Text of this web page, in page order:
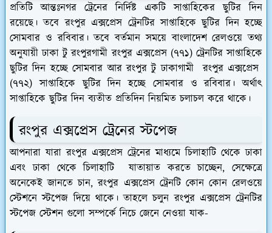
প্রতিটি আন্তঃনগর ট্রেনের নির্দিষ্ট একটি সাপ্তাহিকের ছুটির দিন
রয়েছে। তবে রংপুর এক্সপ্রেস ট্রেনটির সাপ্তাহিকে ছুটির দিন হচ্ছে
সোমবার ও রবিবার। তবে বর্তমান সময়ে বাংলাদেশ রেলওয়ে তথ্য
অনুযায়ী ঢাকা টু রংপুরগামী রংপুর এক্সপ্রেস (৭৭১) ট্রেনটিরসাপ্তাহিকে
ছুটির দিন হচ্ছে সোমবার আর রংপুর টু ঢাকাগামী রংপুর এক্সপ্রেস
(৭৭২) সাপ্তাহিকে ছুটির দিন হচ্ছে সোমবার ও রবিবার। অর্থাৎ
সাপ্তাহিকে ছুটির দিন ব্যতীত প্রতিদিন নিয়মিত চলাচল করে থাকে।
রংপুর এক্সপ্রেস ট্রেনের স্টপেজ
আপনারা যারা রংপুর এক্সপ্রেস ট্রেনের মাধ্যমে চিলাহাটি থেকে ঢাকা
এবং ঢাকা থেকে চিলাহাটি যাতায়াত করতে চাচ্ছেন, সেক্ষেত্রে
অনেকেই জানতে চান, রংপুর এক্সপ্রেস ট্রেনটি কোন কোন রেলওয়ে
স্টেশনে স্টপেজ দিয়ে থাকে। তাহলে চলুন রংপুর এক্সপ্রেস ট্রেনটির
স্টপেজ স্টেশন গুলো সম্পর্কে নিচে জেনে নেওয়া যাক-